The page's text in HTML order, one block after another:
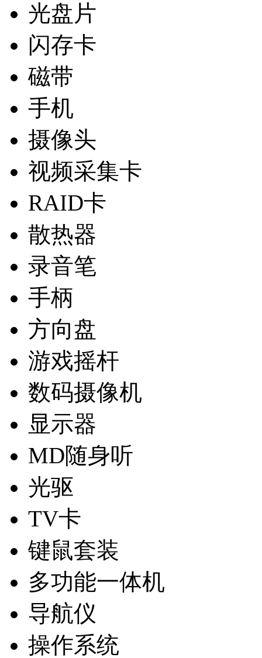
光盘片
闪存卡
磁带
手机
摄像头
视频采集卡
RAID卡
散热器
录音笔
手柄
方向盘
游戏摇杆
数码摄像机
显示器
MD随身听
光驱
TV卡
键鼠套装
多功能一体机
导航仪
操作系统